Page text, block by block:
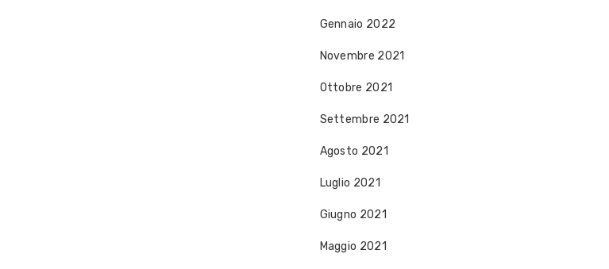
Gennaio 2022
Novembre 2021
Ottobre 2021
Settembre 2021
Agosto 2021
Luglio 2021
Giugno 2021
Maggio 2021